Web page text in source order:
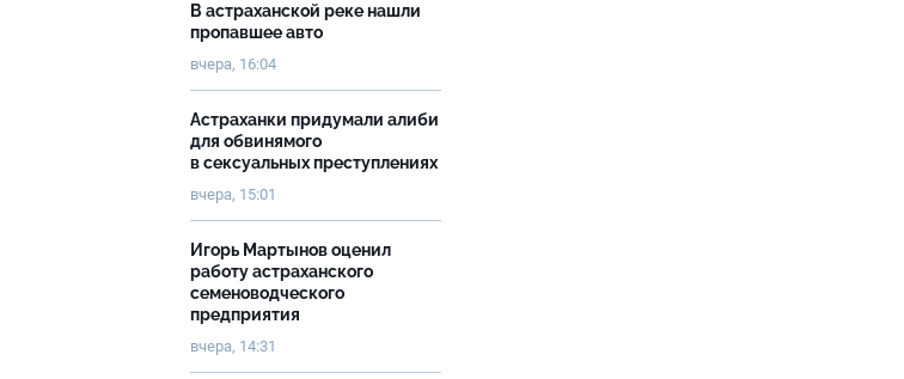
В астраханской реке нашли
пропавшее авто
вчера, 16:04
Астраханки придумали алиби
для обвинямого
в сексуальных преступлениях
вчера, 15:01
Игорь Мартынов оценил
работу астраханского
семеноводческого
предприятия
вчера, 14:31